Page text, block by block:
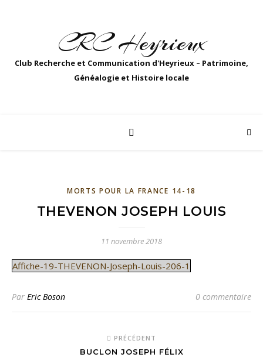
CRC Heyrieux
Club Recherche et Communication d'Heyrieux – Patrimoine,
Généalogie et Histoire locale
MORTS POUR LA FRANCE 14-18
THEVENON JOSEPH LOUIS
11 novembre 2018
Affiche-19-THEVENON-Joseph-Louis-206-1
Par Eric Boson 0 commentaire
PRÉCÉDENT
BUCLON JOSEPH FÉLIX